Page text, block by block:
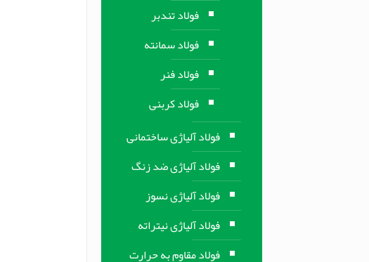
فولاد تندبر
فولاد سمانته
فولاد فنر
فولاد کربنی
فولاد آلیاژی ساختمانی
فولاد آلیاژی ضد زنگ
فولاد آلیاژی نسوز
فولاد آلیاژی نیتراته
فولاد مقاوم به حرارت